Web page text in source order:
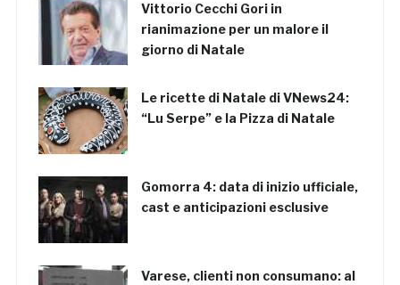
Vittorio Cecchi Gori in
rianimazione per un malore il
giorno di Natale
Le ricette di Natale di VNews24:
“Lu Serpe” e la Pizza di Natale
Gomorra 4: data di inizio ufficiale,
cast e anticipazioni esclusive
Varese, clienti non consumano: al